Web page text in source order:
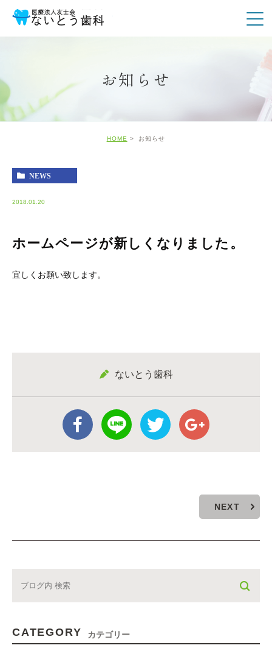
お知らせ
HOME お知らせ
NEWS
2018.01.20
ホームページが新しくなりました。
宜しくお願い致します。
ないとう歯科
NEXT
CATEGORY カテゴリー